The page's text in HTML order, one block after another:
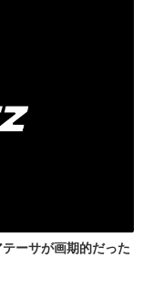
ーサが画期的だった